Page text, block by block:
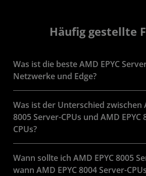
Häufig gestellte
Was ist die beste AMD EPYC
Netzwerke und Edge?
Was ist der Unterschied zwischen
8005 Server-CPUs und AMD EPYC
CPUs?
Wann sollte ich AMD EPYC 8005
wann AMD EPYC 8004 Server-